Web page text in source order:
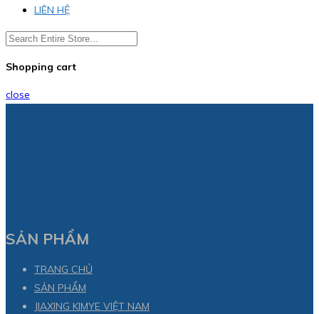
LIÊN HỆ
Shopping cart
close
SẢN PHẨM
TRANG CHỦ
SẢN PHẨM
JIAXING KIMYE VIỆT NAM